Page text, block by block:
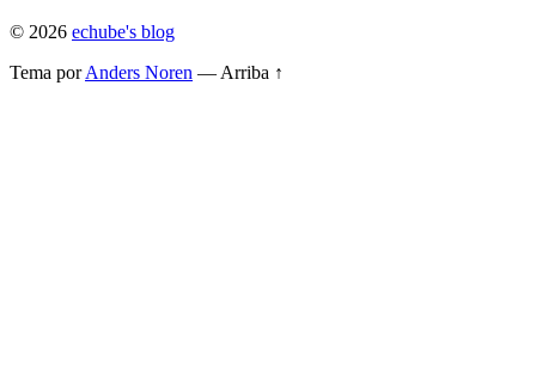
© 2026 echube's blog
Tema porAnders Noren — Arriba ↑